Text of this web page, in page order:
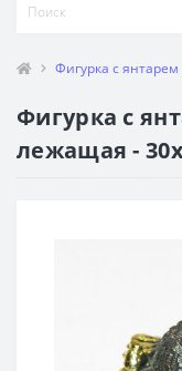
Фигурка с
Фигурка с
лежащая -